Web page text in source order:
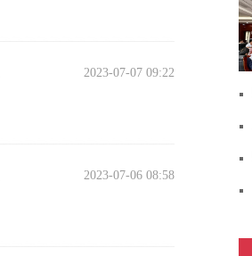
2023-07-07 09:22
2023-07-06 08:58